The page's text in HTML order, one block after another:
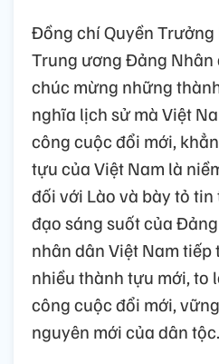
Đồng chí Quyền
Trung ương Đảng Nhân
chúc mừng những
nghĩa lịch sử mà Việt
công cuộc đổi mới,
tựu của Việt Nam là
đối với Lào và bày tỏ
đạo sáng suốt của
nhân dân Việt Nam
nhiều thành tựu mới, to
công cuộc đổi mới,
nguyên mới của dân tộc.